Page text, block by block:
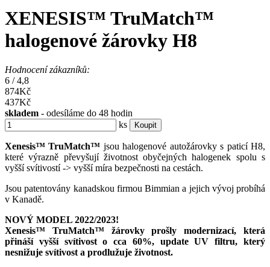
XENESIS™ TruMatch™
halogenové žárovky H8
Hodnocení zákazníků:
6 /4,8
874Kč
437Kč
skladem - odesíláme do 48 hodin
ks
Koupit
Xenesis™ TruMatch™ jsou halogenové autožárovky s paticí H8,
které výrazně převyšují životnost obyčejných halogenek spolu s
vyšší svítivostí -> vyšší míra bezpečnosti na cestách.
Jsou patentovány kanadskou firmou Bimmian a jejich vývoj probíhá
v Kanadě.
NOVÝ MODEL 2022/2023!
Xenesis™ TruMatch™ žárovky prošly modernizací, která
přináší vyšší svítivost o cca 60%, update UV filtru, který
nesnižuje svítivost a prodlužuje životnost.